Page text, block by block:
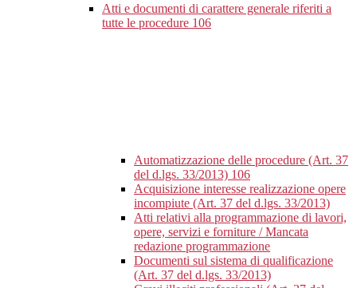
Atti e documenti di carattere generale riferiti a
tutte le procedure 106
Automatizzazione delle procedure (Art. 37
del d.lgs. 33/2013) 106
Acquisizione interesse realizzazione opere
incompiute (Art. 37 del d.lgs. 33/2013)
Atti relativi alla programmazione di lavori,
opere, servizi e forniture / Mancata
redazione programmazione
Documenti sul sistema di qualificazione
(Art. 37 del d.lgs. 33/2013)